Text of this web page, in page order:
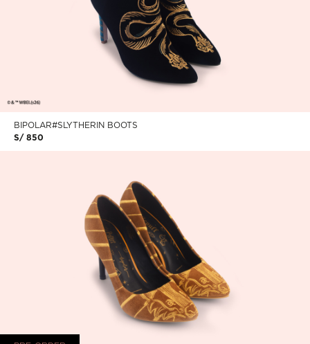
BIPOLAR#SLYTHERIN BOOTS
S/ 850
PRE-ORDER